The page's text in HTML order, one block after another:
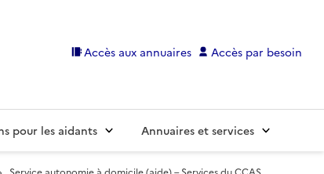
Accès aux annuaires Accès par besoin
pour les aidants Annuaires et services